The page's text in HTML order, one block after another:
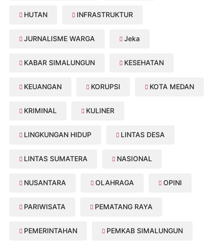
HUTAN INFRASTRUKTUR
JURNALISME WARGA Jeka
KABAR SIMALUNGUN KESEHATAN
KEUANGAN KORUPSI KOTA MEDAN
KRIMINAL KULINER
LINGKUNGAN HIDUP LINTAS DESA
LINTAS SUMATERA NASIONAL
NUSANTARA OLAHRAGA OPINI
PARIWISATA PEMATANG RAYA
PEMERINTAHAN PEMKAB SIMALUNGUN